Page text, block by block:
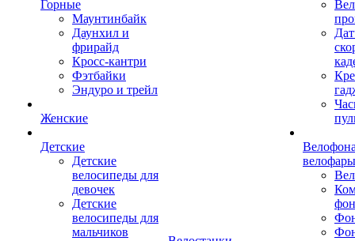
Горные
Маунтинбайк
Даунхил и
фрирайд
Кросс-кантри
Фэтбайки
Эндуро и трейл
Женские
Детские
Детские
велосипеды для
девочек
Детские
велосипеды для
мальчиков
велофары